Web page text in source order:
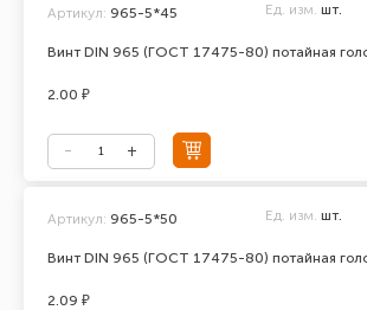
Винт DIN 965 (ГОСТ 17475-80) потайная
Артикул: 965-5*45 Ед. изм. шт.
2.00 ₽
Винт DIN 965 (ГОСТ 17475-80) потайная
Артикул: 965-5*50 Ед. изм. шт.
2.09 ₽